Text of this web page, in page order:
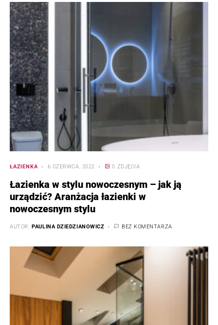
ŁAZIENKA 6 CZERWCA, 2022 0 ZDJĘCIA
Łazienka w stylu nowoczesnym – jak ją
urządzić? Aranżacja łazienki w
nowoczesnym stylu
AUTOR: PAULINA DZIEDZIANOWICZ BEZ KOMENTARZA